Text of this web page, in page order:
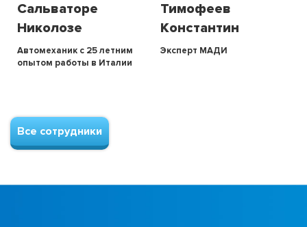
Сальваторе
Николозе
Автомеханик с 25 летним
опытом работы в Италии
Тимофеев
Константин
Эксперт МАДИ
Все сотрудники